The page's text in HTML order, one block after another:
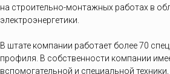
на строительно-монтажных работах в
электроэнергетики.
В штате компании работает более 70
профиля. В собственности компании
вспомогательной и специальной